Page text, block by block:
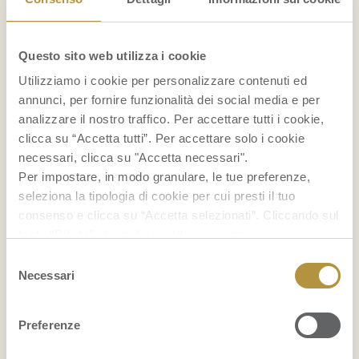
Questo sito web utilizza i cookie
Utilizziamo i cookie per personalizzare contenuti ed
annunci, per fornire funzionalità dei social media e per
analizzare il nostro traffico. Per accettare tutti i cookie,
clicca su “Accetta tutti”. Per accettare solo i cookie
necessari, clicca su "Accetta necessari".
Per impostare, in modo granulare, le tue preferenze,
seleziona la tipologia di cookie per cui presti il tuo
consenso e clicca su “Accetta selezionati”. Cliccando sul
Se vuoi saperne di più clicca
per accedere alla
delNecessari
Preferenze
Il mangostano: un ottimo alleato delle donne
nella lotta contro la cellulite
Maschera per capelli con avocado e olio di cocco:
nutrimento e idratazione
Grattachecca: cos’è e come si prepara